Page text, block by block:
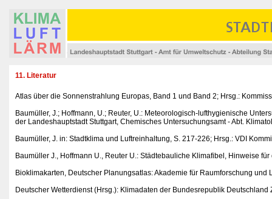
11. Literatur
Atlas über die Sonnenstrahlung Europas, Band 1 und Band 2; Hrsg.:
Baumüller, J.; Hoffmann, U.; Reuter, U.: Meteorologisch-lufthygienische
der Landeshauptstadt Stuttgart, Chemisches Untersuchungsamt - Abt.
Baumüller, J. in: Stadtklima und Luftreinhaltung, S. 217-226; Hrsg.: VDI
Baumüller J., Hoffmann U., Reuter U.: Städtebauliche Klimafibel, Hinweise
Bioklimakarten, Deutscher Planungsatlas: Akademie für Raumforschung
Deutscher Wetterdienst (Hrsg.): Klimadaten der Bundesrepublik